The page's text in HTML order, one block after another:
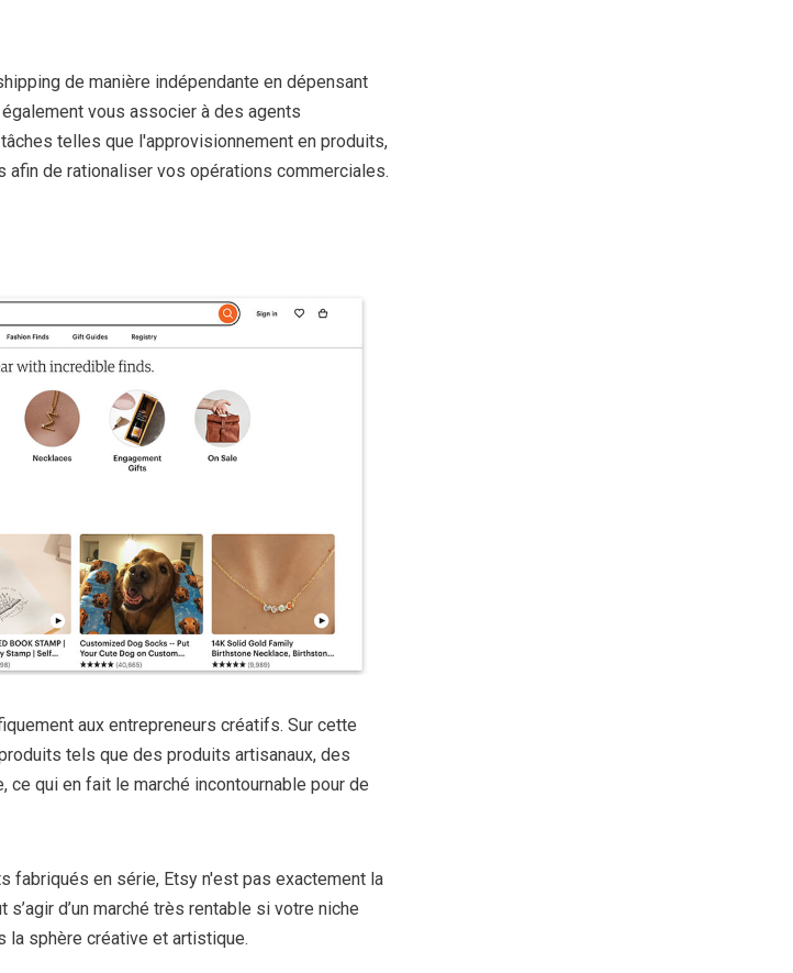
de manière indépendante en dépensant
vous associer à des agents
telles que l'approvisionnement en produits,
de rationaliser vos opérations commerciales.
aux entrepreneurs créatifs. Sur cette
tels que des produits artisanaux, des
qui en fait le marché incontournable pour de
fabriqués en série, Etsy n'est pas exactement la
d’un marché très rentable si votre niche
la sphère créative et artistique.